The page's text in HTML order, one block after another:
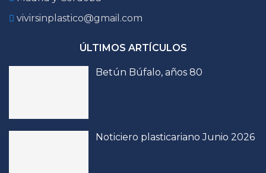
vivirsinplastico@gmail.com
ÚLTIMOS ARTÍCULOS
Betún Búfalo, años 80
Noticiero plasticariano Junio 2026